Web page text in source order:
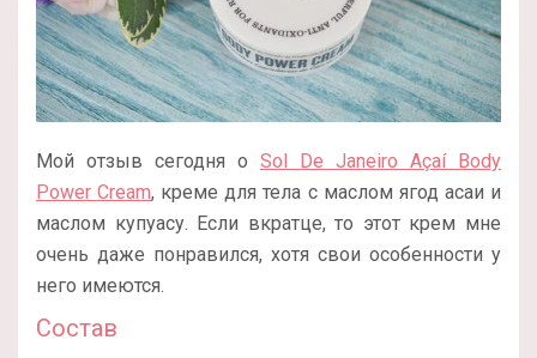
Мой отзыв сегодня о Sol De Janeiro Açaí Body
Power Cream, креме для тела с маслом ягод асаи и
маслом купуасу. Если вкратце, то этот крем мне
очень даже понравился, хотя свои особенности у
него имеются.
Состав